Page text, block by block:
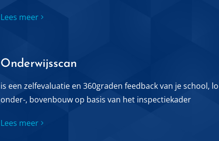
Lees meer
Onderwijsscan
is een zelfevaluatie en 360graden feedback van je school,
onder-, bovenbouw op basis van het inspectiekader
Lees meer